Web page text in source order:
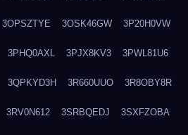
3OPSZTYE 3OSK46GW 3P20H0VW
3PHQ0AXL 3PJX8KV3 3PWL81U6
3QPKYD3H 3R660UUO 3R8OBY8R
3RV0N612 3SRBQEDJ 3SXFZOBA